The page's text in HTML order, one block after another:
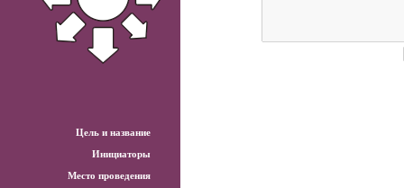
Цель и название
Инициаторы
Место проведения